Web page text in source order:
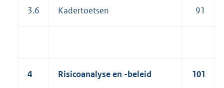
3.6 Kadertoetsen 91
4 Risicoanalyse en -beleid 101